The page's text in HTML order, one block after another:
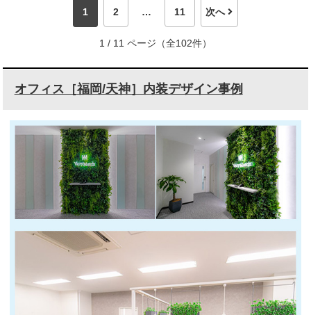
1 2 … 11 次へ
1 / 11 ページ（全102件）
オフィス［福岡/天神］内装デザイン事例